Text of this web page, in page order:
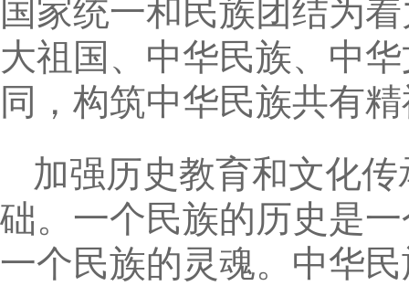
国家统一和民族团结为
大祖国、中华民族、中
同，构筑中华民族共有
加强历史教育和文化
础。一个民族的历史是
一个民族的灵魂。中华